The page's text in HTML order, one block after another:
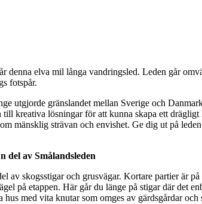
denna elva mil långa vandringsled. Leden går
fotspår.
utgjorde gränslandet mellan Sverige och
kreativa lösningar för att kunna skapa ett
mänsklig strävan och envishet. Ge dig ut på
del av Smålandsleden
av skogsstigar och grusvägar. Kortare partier är
på etappen. Här går du länge på stigar där det
med vita knutar som omges av gärdsgårdar och